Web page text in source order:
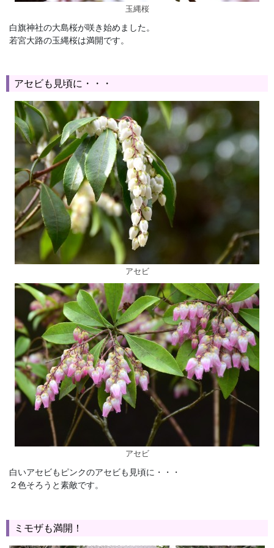
玉縄桜
白旗神社の大島桜が咲き始めました。
若宮大路の玉縄桜は満開です。
アセビも見頃に・・・
アセビ
アセビ
白いアセビもピンクのアセビも見頃に・・・
２色そろうと素敵です。
ミモザも満開！